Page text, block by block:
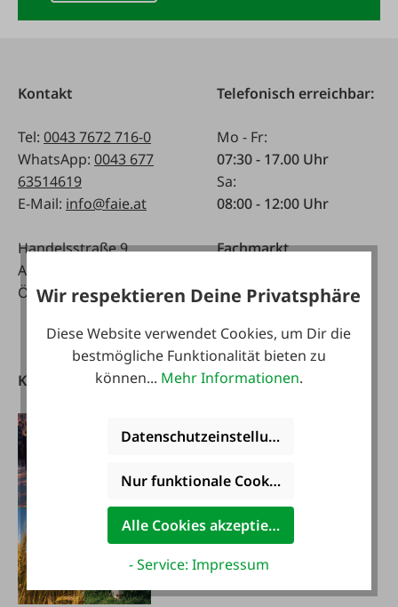
Kontakt
Tel: 0043 7672 716-0
WhatsApp: 0043 677
63514619
E-Mail: info@faie.at
Handelsstraße 9
A-4844 Regau
Österreich
Telefonisch erreichbar:
Mo - Fr:
07:30 - 17.00 Uhr
Sa:
08:00 - 12:00 Uhr
Fachmarkt
08:00 - 17:00 Uhr
08:00 - 12:00 Uhr
Kataloge
FAIE App
Wir respektieren Deine Privatsphäre
Diese Website verwendet Cookies, um Dir die
bestmögliche Funktionalität bieten zu
können... Mehr Informationen.
Datenschutzeinstellungen
Nur funktionale Cookies akzeptieren
Alle Cookies akzeptieren
- Service: Impressum